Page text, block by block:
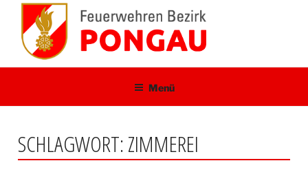
springen
Menü
SCHLAGWORT:ZIMMEREI